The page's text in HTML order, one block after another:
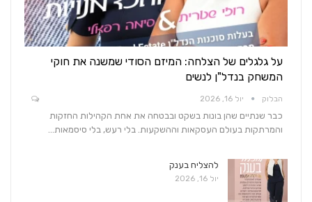
על גלגלים של הצלחה: המיזם הסודי שמשנה את חוקי
המשחק בנדל"ן לנשים
הבלוק יול 16, 2026
כבר שנתיים שהן בונות בשקט ובבטחה את אחת הקהילות החזקות
והמרתקות בעולם העסקאות וההשקעות. בלי רעש, בלי סיסמאות…
להצליח בענק
יול 16, 2026